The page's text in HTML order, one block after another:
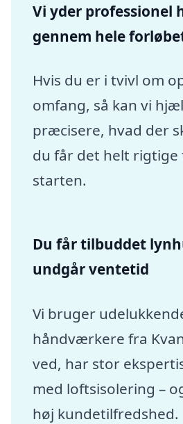
Vi yder professionel
gennem hele
Hvis du er i tvivl om
omfang, så kan vi
præcisere, hvad der
du får det helt rigtige
starten.
Du får tilbuddet
undgår ventetid
Vi bruger
håndværkere fra
ved, har stor
med loftsisolering –
høj kundetilfredshed.